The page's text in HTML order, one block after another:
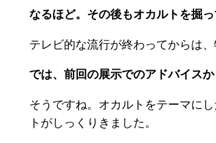
なるほど。その後もオカルトを掘
テレビ的な流行が終わってからは
では、前回の展示でのアドバイス
そうですね。オカルトをテーマに
トがしっくりきました。